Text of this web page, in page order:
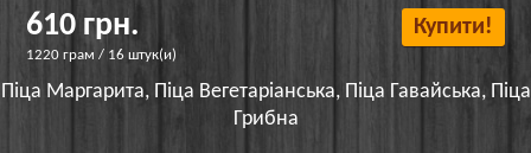
610 грн.
1220 грам / 16 штук(и)
Купити!
Піца Маргарита, Піца Вегетаріанська, Піца Гавайська, Піца
Грибна